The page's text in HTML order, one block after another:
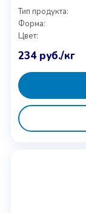
Тип продукта:
Форма:
Цвет:
234 руб./кг